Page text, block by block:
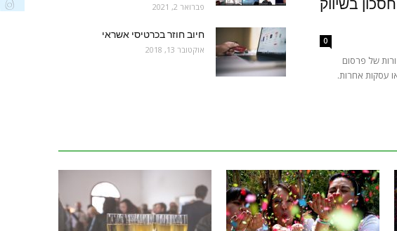
בשיווק
0
של פרסום
עסקות אחרות.
פברואר 2, 2021
חיוב חוזר בכרטיסי אשראי
אוקטובר 13, 2018